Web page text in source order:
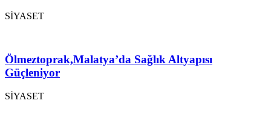
SİYASET
Ölmeztoprak,Malatya’da Sağlık Altyapısı
Güçleniyor
SİYASET